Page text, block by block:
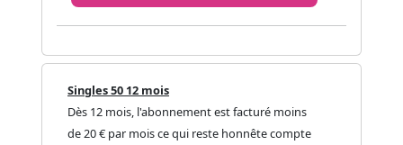
Singles 50 12 mois
Dès 12 mois, l'abonnement est facturé moins
de 20 € par mois ce qui reste honnête compte